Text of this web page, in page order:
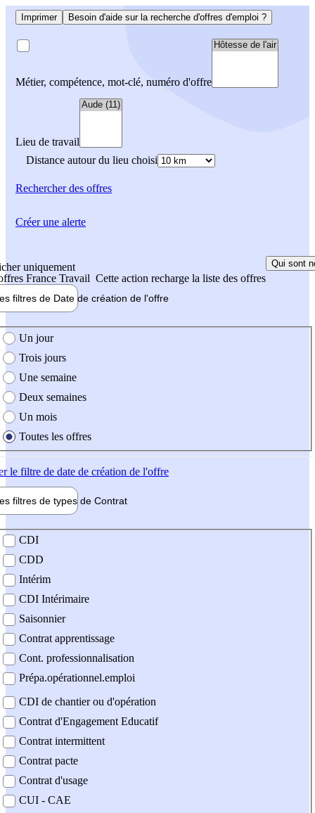
Imprimer Besoin d'aide sur la recherche d'offres d'emploi ?
Métier, compétence, mot-clé, numéro d'offre
Lieu de travail
Distance autour du lieu choisi
Rechercherdes offres
uniquement
France Travail Cette action recharge la liste des offres
Qui sont
filtres de Date de création de l'offre
création de l'offre
Un jour
Trois jours
Une semaine
Deux semaines
Un mois
Toutes les offres
le filtre de date de création de l'offre
filtres de types de Contrat
contrat
CDI
CDD
Intérim
CDI Intérimaire
Saisonnier
Contrat apprentissage
Cont. professionnalisation
Prépa.opérationnel.emploi
CDI de chantier ou d'opération
Contrat d'Engagement Educatif
Contrat intermittent
Contrat pacte
Contrat d'usage
CUI - CAE
Créer une alerte